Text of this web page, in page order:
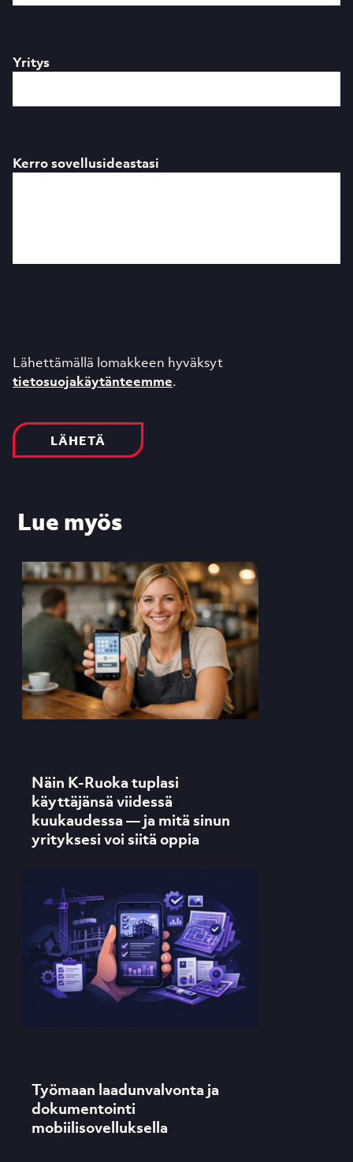
Yritys
Kerro sovellusideastasi
Lähettämällä lomakkeen hyväksyt
tietosuojakäytänteemme.
Lue myös
Näin K-Ruoka tuplasi
käyttäjänsä viidessä
kuukaudessa — ja mitä sinun
yrityksesi voi siitä oppia
Työmaan laadunvalvonta ja
dokumentointi
mobiilisovelluksella